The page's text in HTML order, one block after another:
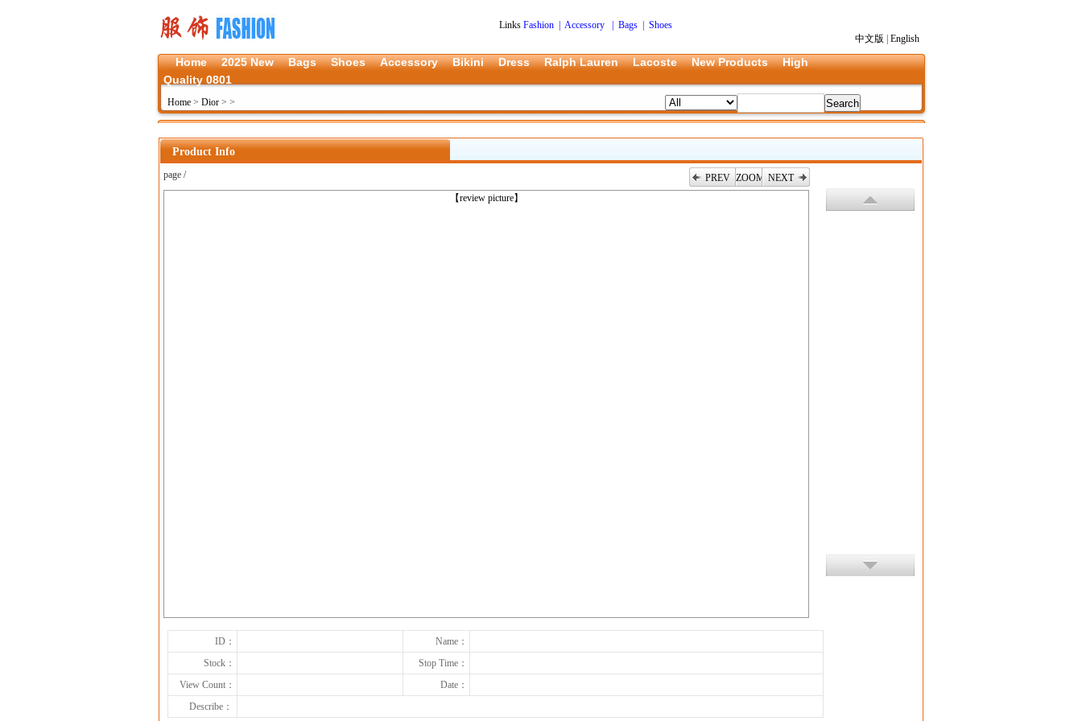
Links Fashion Accessory| Bags| Shoes
中文版
English
Home 2025 New Bags Shoes Accessory Bikini Dress Ralph Lauren Lacoste New Products
High
Quality 0801
Home > Dior > >
Product Info
page / PREV ZOOM NEXT
【review picture】
上一张
ID：
Name：
Stock：
Stop Time：
View Count：
Date：
Describe：